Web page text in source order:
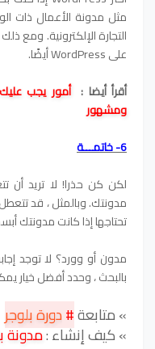
مثل مدونة الأعمال ذات
التجارة الإلكترونية. ومع
على WordPress أيضًا.
أقرأ أيضا : أمور يجب
ومشهور
6- خاتمـــة
تحتاجها إذا كانت مدونتك
مدون أو وورد؟ لا توجد
بالبحث ، وحدد أفضل خيار
» متابعة#دورة بلوجر
» كيف إنشاء :مدونة